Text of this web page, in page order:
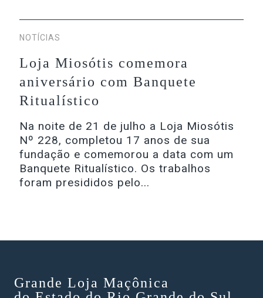
NOTÍCIAS
Loja Miosótis comemora
aniversário com Banquete
Ritualístico
Na noite de 21 de julho a Loja Miosótis
Nº 228, completou 17 anos de sua
fundação e comemorou a data com um
Banquete Ritualístico. Os trabalhos
foram presididos pelo...
Grande Loja Maçônica